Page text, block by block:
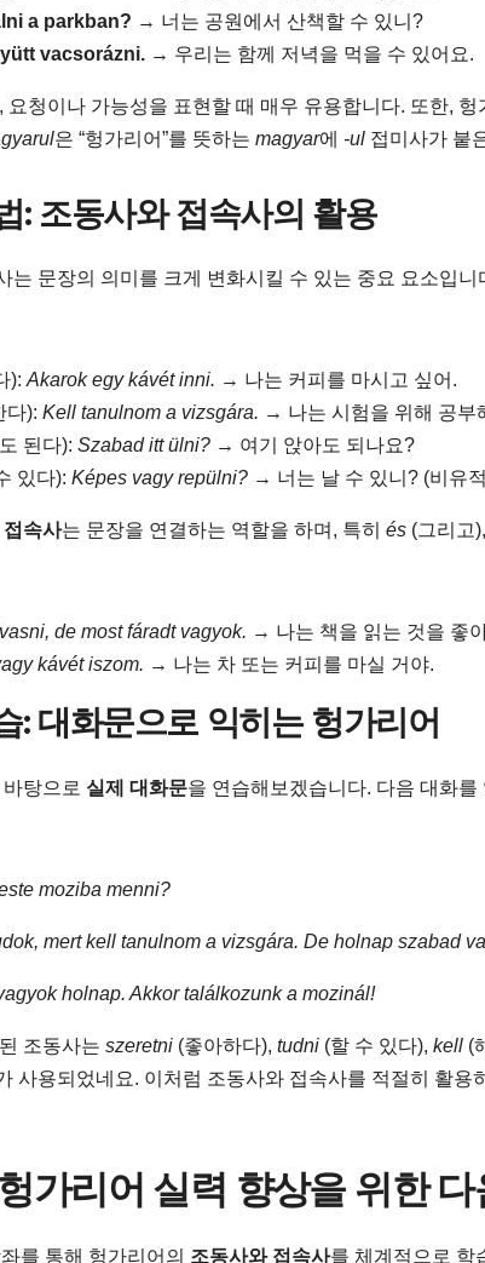
a parkban? → 너는 공원에서 산책할 수 있니?
vacsorázni. → 우리는 함께 저녁을 먹을 수 있어요.
요청이나 가능성을 표현할 때 매우 유용합니다. 또한, 헝
은 “헝가리어”를 뜻하는 magyar에 -ul 접미사가 붙
: 조동사와 접속사의 활용
는 문장의 의미를 크게 변화시킬 수 있는 중요 요소입
): Akarok egy kávét inni. → 나는 커피를 마시고 싶어.
다): Kell tanulnom a vizsgára. → 나는 시험을 위해 공부
된다): Szabad itt ülni? → 여기 앉아도 되나요?
있다): Képes vagy repülni? → 너는 날 수 있니? (비유
접속사는 문장을 연결하는 역할을 하며, 특히 és (그리고),
de most fáradt vagyok. → 나는 책을 읽는 것을 좋
kávét iszom. → 나는 차 또는 커피를 마실 거야.
: 대화문으로 익히는 헝가리어
탕으로 실제 대화문을 연습해보겠습니다. 다음 대화
moziba menni?
mert kell tanulnom a vizsgára. De holnap szabad
holnap. Akkor találkozunk a mozinál!
조동사는 szeretni (좋아하다), tudni (할 수 있다), kell (
사용되었네요. 이처럼 조동사와 접속사를 적절히 활용
가리어 실력 향상을 위한 다
를 통해 헝가리어의 조동사와 접속사를 체계적으로 학